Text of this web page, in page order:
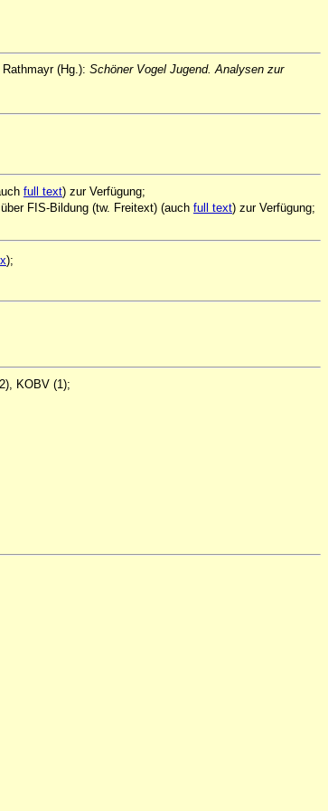
(Hg.): Schöner Vogel Jugend. Analysen zur
full text) zur Verfügung;
FIS-Bildung (tw. Freitext) (auch full text) zur Verfügung;
);
KOBV (1);